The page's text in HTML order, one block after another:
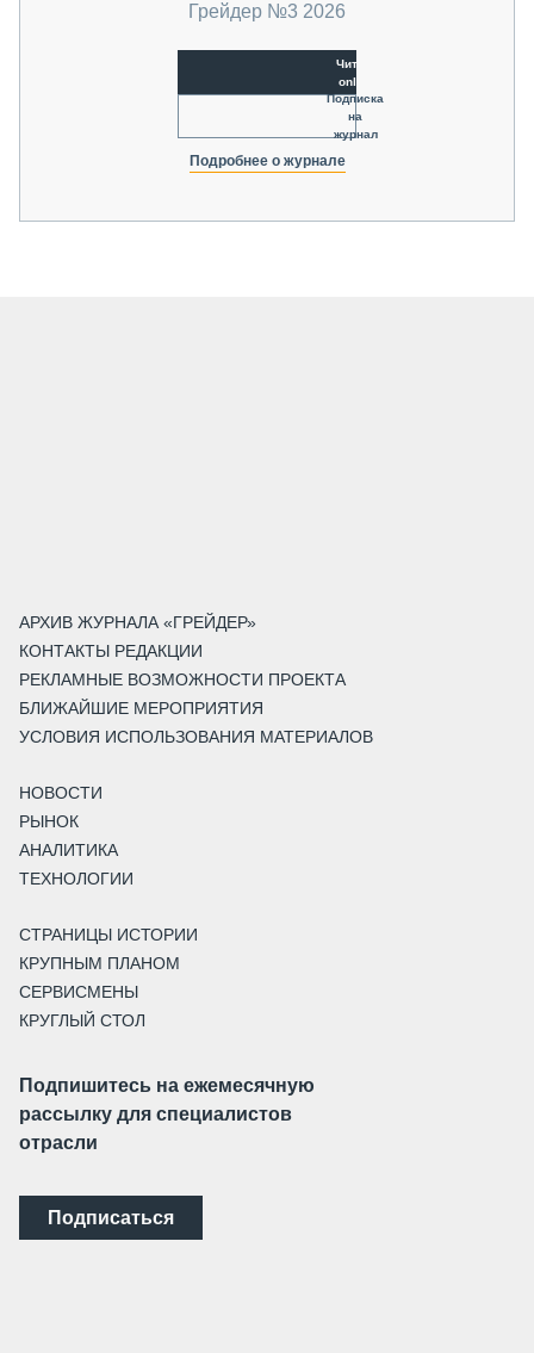
Грейдер №3 2026
Читать
online
Подписка
на
журнал
Подробнее о журнале
АРХИВ ЖУРНАЛА «ГРЕЙДЕР»
КОНТАКТЫ РЕДАКЦИИ
РЕКЛАМНЫЕ ВОЗМОЖНОСТИ ПРОЕКТА
БЛИЖАЙШИЕ МЕРОПРИЯТИЯ
УСЛОВИЯ ИСПОЛЬЗОВАНИЯ МАТЕРИАЛОВ
НОВОСТИ
РЫНОК
АНАЛИТИКА
ТЕХНОЛОГИИ
СТРАНИЦЫ ИСТОРИИ
КРУПНЫМ ПЛАНОМ
СЕРВИСМЕНЫ
КРУГЛЫЙ СТОЛ
Подпишитесь на ежемесячную
рассылку для специалистов
отрасли
Подписаться